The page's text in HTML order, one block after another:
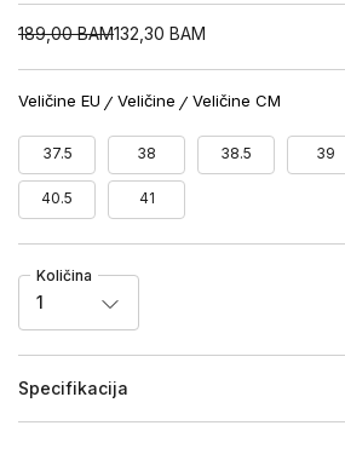
189,00 BAM132,30 BAM
Veličine EU Veličine Veličine CM
37.5 38 38.5 39
40.5 41
Količina
1
Specifikacija